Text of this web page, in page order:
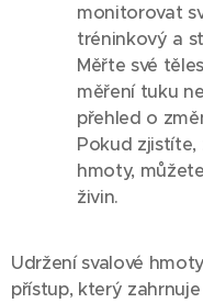
monitorovat
tréninkový a
Měřte své
měření tuku
přehled o
Pokud zjistíte,
hmoty,
živin.
Udržení svalové
přístup, který